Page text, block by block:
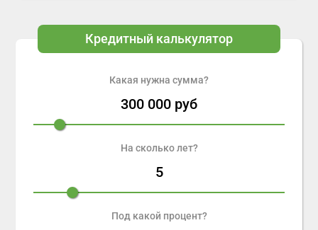
Кредитный калькулятор
Какая нужна сумма?
300 000 руб
На сколько лет?
5
Под какой процент?